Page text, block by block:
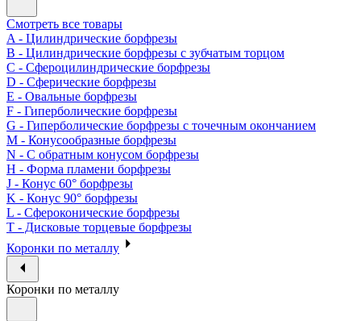
Смотреть все товары
A - Цилиндрические борфрезы
B - Цилиндрические борфрезы с зубчатым торцом
C - Сфероцилиндрические борфрезы
D - Сферические борфрезы
E - Овальные борфрезы
F - Гиперболические борфрезы
G - Гиперболические борфрезы с точечным окончанием
M - Конусообразные борфрезы
N - С обратным конусом борфрезы
H - Форма пламени борфрезы
J - Конус 60° борфрезы
K - Конус 90° борфрезы
L - Сфероконические борфрезы
T - Дисковые торцевые борфрезы
Коронки по металлу
Коронки по металлу